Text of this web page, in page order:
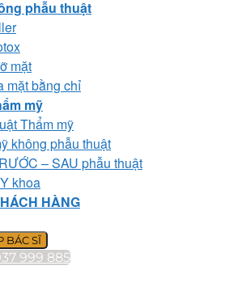
phẫu thuật
mặt
mặt bằng chỉ
mỹ
Thẩm mỹ
không phẫu thuật
– SAU phẫu thuật
khoa
HÀNG
BÁC SĨ
999 885